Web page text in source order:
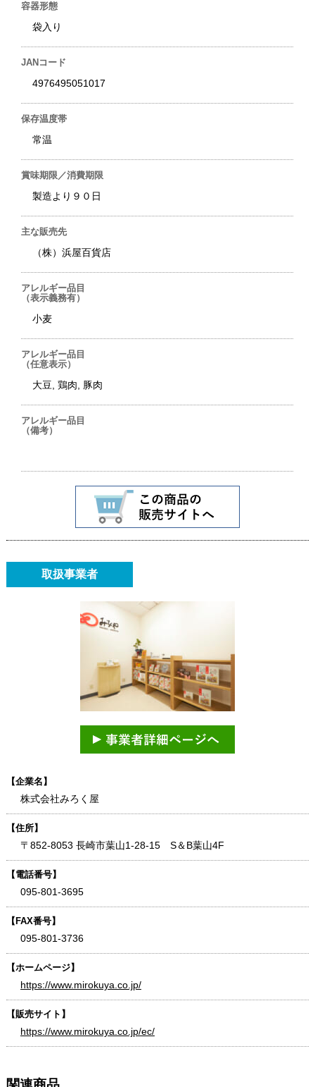
容器形態
袋入り
JANコード
4976495051017
保存温度帯
常温
賞味期限／消費期限
製造より９０日
主な販売先
（株）浜屋百貨店
アレルギー品目
（表示義務有）
小麦
アレルギー品目
（任意表示）
大豆, 鶏肉, 豚肉
アレルギー品目
（備考）
取扱事業者
【企業名】
株式会社みろく屋
【住所】
〒852-8053 長崎市葉山1-28-15 S＆B葉山4F
【電話番号】
095-801-3695
【FAX番号】
095-801-3736
【ホームページ】
https://www.mirokuya.co.jp/
【販売サイト】
https://www.mirokuya.co.jp/ec/